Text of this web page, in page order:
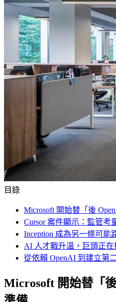
目錄
Microsoft 開始替「後
Cursor 案件顯示：監管考
Inception 成為另一條可能
AI 人才戰升溫，巨頭正在
從依賴 OpenAI 到建立第
Microsoft 開始替「